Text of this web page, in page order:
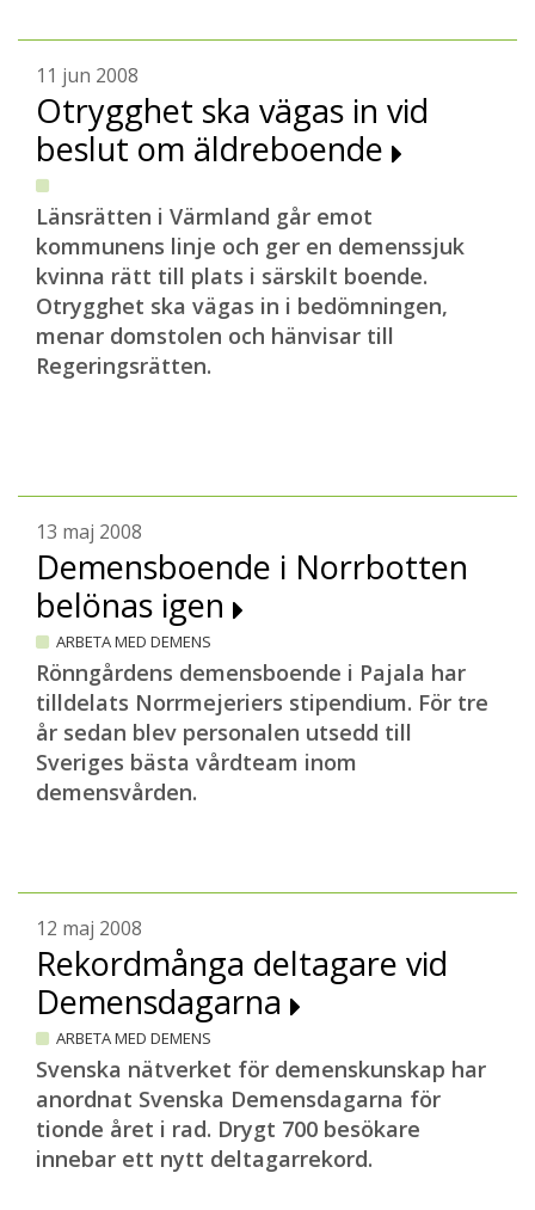
11 jun 2008
Otrygghet ska vägas in vid
beslut om äldreboende
Länsrätten i Värmland går emot
kommunens linje och ger en demenssjuk
kvinna rätt till plats i särskilt boende.
Otrygghet ska vägas in i bedömningen,
menar domstolen och hänvisar till
Regeringsrätten.
13 maj 2008
Demensboende i Norrbotten
belönas igen
ARBETA MED DEMENS
Rönngårdens demensboende i Pajala har
tilldelats Norrmejeriers stipendium. För tre
år sedan blev personalen utsedd till
Sveriges bästa vårdteam inom
demensvården.
12 maj 2008
Rekordmånga deltagare vid
Demensdagarna
ARBETA MED DEMENS
Svenska nätverket för demenskunskap har
anordnat Svenska Demensdagarna för
tionde året i rad. Drygt 700 besökare
innebar ett nytt deltagarrekord.